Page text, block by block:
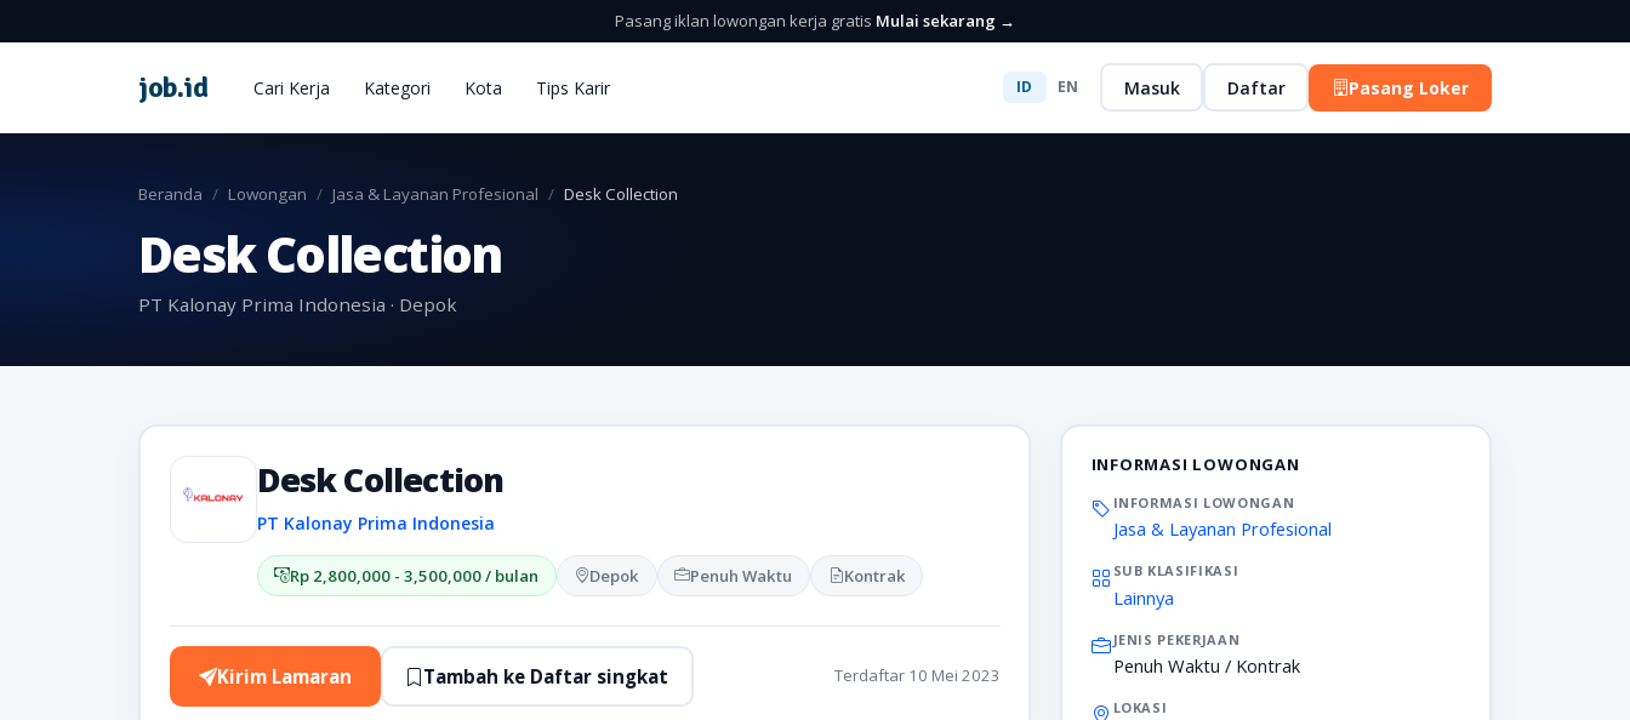
Pasang iklan lowongan kerja gratis Mulai sekarang →
job.id Cari Kerja Kategori Kota Tips Karir ID EN Masuk Daftar Pasang Loker
Beranda Lowongan Jasa & Layanan Profesional Desk Collection
Desk Collection
PT Kalonay Prima Indonesia · Depok
Desk Collection
PT Kalonay Prima Indonesia
Rp 2,800,000 - 3,500,000 / bulan Depok Penuh Waktu Kontrak
Kirim Lamaran Tambah ke Daftar singkat Terdaftar 10 Mei 2023
INFORMASI LOWONGAN
INFORMASI LOWONGAN
Jasa & Layanan Profesional
SUB KLASIFIKASI
Lainnya
JENIS PEKERJAAN
Penuh Waktu / Kontrak
LOKASI